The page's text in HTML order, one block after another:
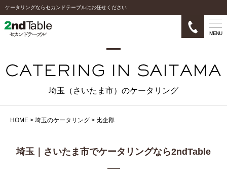
ケータリングならセカンドテーブルにお任せください
MENU
埼玉（さいたま市）のケータリング
HOME > 埼玉のケータリング > 比企郡
埼玉｜さいたま市でケータリングなら2ndTable